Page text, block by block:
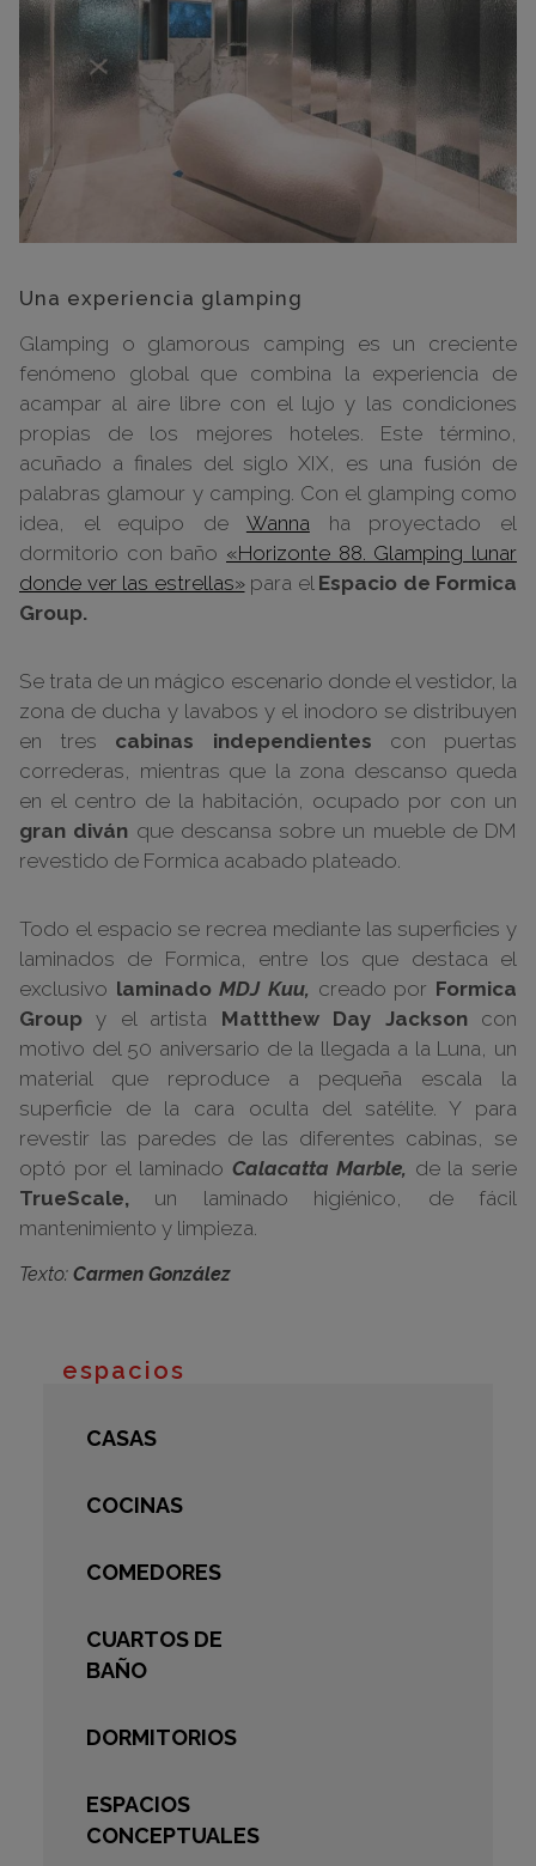
Una experiencia glamping
Glamping o glamorous camping es un creciente
fenómeno global que combina la experiencia de
acampar al aire libre con el lujo y las condiciones
propias de los mejores hoteles.​ Este término,
acuñado a finales del siglo XIX, es una fusión de
palabras glamour y camping. Con el glamping como
idea, el equipo de Wanna ha proyectado el
dormitorio con baño «Horizonte 88. Glamping lunar
donde ver las estrellas»para el Espacio de Formica
Group.
Se trata de un mágico escenario donde el vestidor, la
zona de ducha y lavabos y el inodoro se distribuyen
en tres cabinas independientes con puertas
correderas, mientras que la zona descanso queda
en el centro de la habitación, ocupado por con un
gran diván que descansa sobre un mueble de DM
revestido de Formica acabado plateado.
Todo el espacio se recrea mediante las superficies y
laminados de Formica, entre los que destaca el
exclusivo laminadoMDJ Kuu, creado por Formica
Group y el artista Mattthew Day Jacksoncon
motivo del 50 aniversario de la llegada a la Luna, un
material que reproduce a pequeña escala la
superficie de la cara oculta del satélite. Y para
revestir las paredes de las diferentes cabinas, se
optó por el laminado Calacatta Marble, de la serie
TrueScale, un laminado higiénico, de fácil
mantenimiento y limpieza.
Texto: Carmen González
espacios
CASAS
COCINAS
COMEDORES
CUARTOS DE
BAÑO
DORMITORIOS
ESPACIOS
CONCEPTUALES